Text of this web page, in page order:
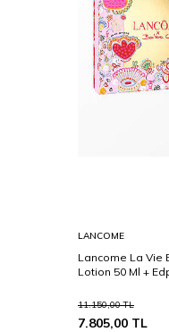
LANCOME
Lancome La Vie
Lotion 50 Ml +
11.150,00TL
7.805,00 TL